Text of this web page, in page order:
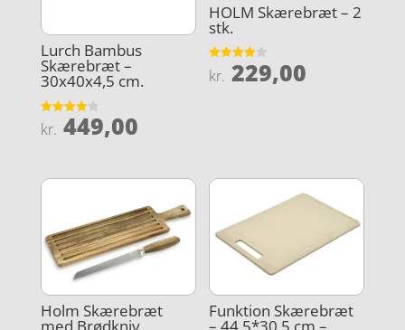
Lurch Bambus
Skærebræt –
30x40x4,5 cm.
Vurderet
4.1
kr. 449,00
HOLM Skærebræt – 2
stk.
Vurderet
4
kr. 229,00
Holm Skærebræt Funktion Skærebræt